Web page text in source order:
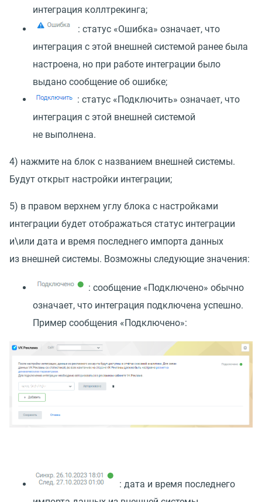
интеграция коллтрекинга;
: статус «Ошибка» означает, что
интеграция с этой внешней системой ранее была
настроена, но при работе интеграции было
выдано сообщение об ошибке;
: статус «Подключить» означает, что
интеграция с этой внешней системой
не выполнена.
4) нажмите на блок с названием внешней системы.
Будут открыт настройки интеграции;
5) в правом верхнем углу блока с настройками
интеграции будет отображаться статус интеграции
и\или дата и время последнего импорта данных
из внешней системы. Возможны следующие значения:
: сообщение «Подключено» обычно
означает, что интеграция подключена успешно.
Пример сообщения «Подключено»:
: дата и время последнего